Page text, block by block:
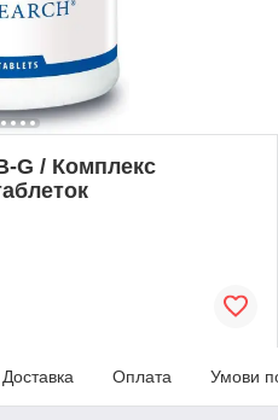
G / Комплекс
Доставка Оплата Умови